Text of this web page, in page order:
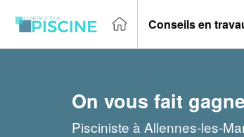
Conseils en
On vous fait
Pisciniste à Allennes-les-